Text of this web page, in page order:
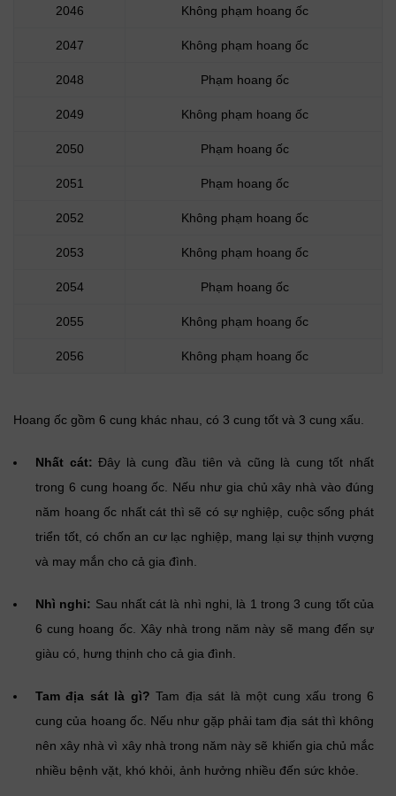
2046 Không phạm hoang ốc
2047 Không phạm hoang ốc
2048 Phạm hoang ốc
2049 Không phạm hoang ốc
2050 Phạm hoang ốc
2051 Phạm hoang ốc
2052 Không phạm hoang ốc
2053 Không phạm hoang ốc
2054 Phạm hoang ốc
2055 Không phạm hoang ốc
2056 Không phạm hoang ốc
Hoang ốc gồm 6 cung khác nhau, có 3 cung tốt và 3 cung xấu.
Nhất cát:Đây là cung đầu tiên và cũng là cung tốt nhất
trong 6 cung hoang ốc. Nếu như gia chủ xây nhà vào đúng
năm hoang ốc nhất cát thì sẽ có sự nghiệp, cuộc sống phát
triển tốt, có chốn an cư lạc nghiệp, mang lại sự thịnh vượng
và may mắn cho cả gia đình.
Nhì nghi: Sau nhất cát là nhì nghi, là 1 trong 3 cung tốt của
6 cung hoang ốc. Xây nhà trong năm này sẽ mang đến sự
giàu có, hưng thịnh cho cả gia đình.
Tam địa sát là gì? Tam địa sát là một cung xấu trong 6
cung của hoang ốc. Nếu như gặp phải tam địa sát thì không
nên xây nhà vì xây nhà trong năm này sẽ khiến gia chủ mắc
nhiều bệnh vặt, khó khỏi, ảnh hưởng nhiều đến sức khỏe.